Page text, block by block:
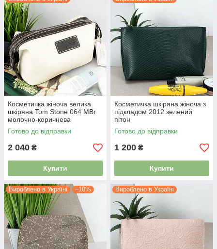
Косметичка жіноча велика
шкіряна Tom Stone 064 MBr
молочно-коричнева
Готово до відправки
2 040 ₴
Купити
Косметичка шкіряна жіноча з
підкладом 2012 зелений
пітон
Готово до відправки
1 200 ₴
Купити
Вироблено в Україні –10% Вироблено в Україні